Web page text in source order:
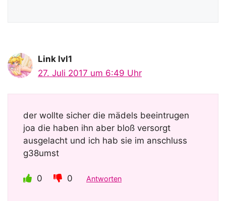
Link lvl1
27. Juli 2017 um 6:49 Uhr
der wollte sicher die mädels beeintrugen
joa die haben ihn aber bloß versorgt
ausgelacht und ich hab sie im anschluss
g38umst
0 0 Antworten